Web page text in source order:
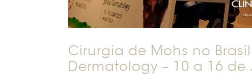
Cirurgia de Mohs no
Dermatology – 10 a 16 de